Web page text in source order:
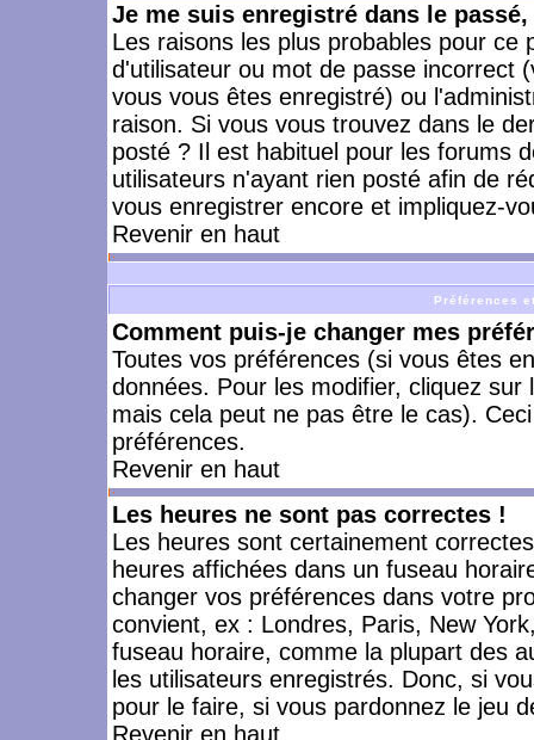
Je me suis enregistré dans le
Les raisons les plus probables pour
d'utilisateur ou mot de passe incorrect
vous vous êtes enregistré) ou
raison. Si vous vous trouvez dans le
posté ? Il est habituel pour les forums
utilisateurs n'ayant rien posté afin de
vous enregistrer encore et impliquez-
Revenir en haut
Préférences
Comment puis-je changer mes
Toutes vos préférences (si vous êtes
données. Pour les modifier, cliquez sur
mais cela peut ne pas être le cas).
préférences.
Revenir en haut
Les heures ne sont pas correctes !
Les heures sont certainement
heures affichées dans un fuseau
changer vos préférences dans votre
convient, ex : Londres, Paris, New
fuseau horaire, comme la plupart des
les utilisateurs enregistrés. Donc, si
pour le faire, si vous pardonnez le jeu
Revenir en haut